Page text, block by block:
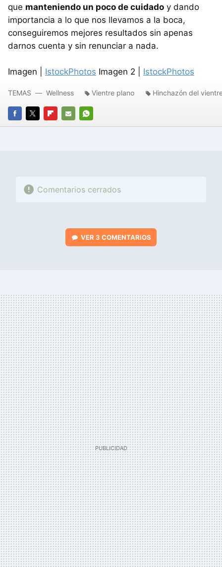
que manteniendo un poco de cuidado y dando
importancia a lo que nos llevamos a la boca,
conseguiremos mejores resultados sin apenas
darnos cuenta y sin renunciar a nada.
Imagen | IstockPhotos Imagen 2 | IstockPhotos
FACEBOOK
TWITTERFLIPBOARD
E-
WHATSAPP
TEMAS Wellness Vientre plano Hinchazón del
Comentarios cerrados
VER 3 COMENTARIOS